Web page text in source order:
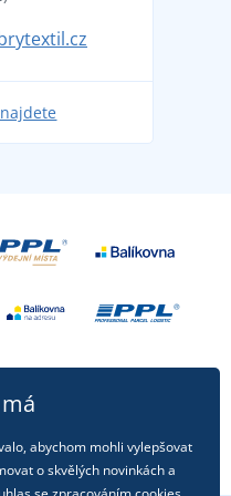
abychom mohli vylepšovat
o skvělých novinkách a